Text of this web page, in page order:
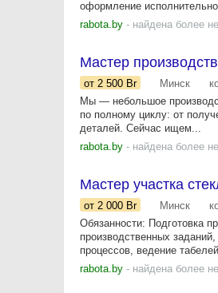
оформление
rabota.by - найдена более
Мастер
от 2 500 Br Минск
Мы — небольшое
по полному циклу: от
деталей. Сейчас ищем...
rabota.by - найдена более
Мастер участка
от 2 000 Br Минск
Обязанности: Подготовка
производственных
процессов, ведение
rabota.by - найдена более